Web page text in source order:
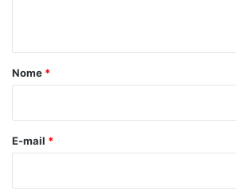
r
*
Nome *
E-mail *